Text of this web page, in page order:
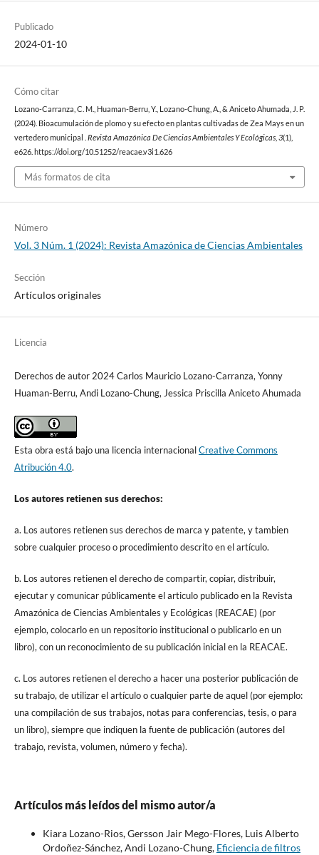
Publicado
2024-01-10
Cómo citar
Lozano-Carranza, C. M., Huaman-Berru, Y., Lozano-Chung, A., & Aniceto Ahumada, J. P.
(2024). Bioacumulación de plomo y su efecto en plantas cultivadas de Zea Mays en un
vertedero municipal . Revista Amazónica De Ciencias Ambientales Y Ecológicas, 3(1),
e626. https://doi.org/10.51252/reacae.v3i1.626
Más formatos de cita
Número
Vol. 3 Núm. 1 (2024): Revista Amazónica de Ciencias Ambientales
Sección
Artículos originales
Licencia
Derechos de autor 2024 Carlos Mauricio Lozano-Carranza, Yonny
Huaman-Berru, Andi Lozano-Chung, Jessica Priscilla Aniceto Ahumada
Esta obra está bajo una licencia internacionalCreative Commons
Atribución 4.0.
Los autores retienen sus derechos:
a. Los autores retienen sus derechos de marca y patente, y tambien
sobre cualquier proceso o procedimiento descrito en el artículo.
b. Los autores retienen el derecho de compartir, copiar, distribuir,
ejecutar y comunicar públicamente el articulo publicado en la Revista
Amazónica de Ciencias Ambientales y Ecológicas (REACAE) (por
ejemplo, colocarlo en un repositorio institucional o publicarlo en un
libro), con un reconocimiento de su publicación inicial en la REACAE.
c. Los autores retienen el derecho a hacer una posterior publicación de
su trabajo, de utilizar el artículo o cualquier parte de aquel (por ejemplo:
una compilación de sus trabajos, notas para conferencias, tesis, o para
un libro), siempre que indiquen la fuente de publicación (autores del
trabajo, revista, volumen, número y fecha).
Artículos más leídos del mismo autor/a
Kiara Lozano-Rios, Gersson Jair Mego-Flores, Luis Alberto
Ordoñez-Sánchez, Andi Lozano-Chung, Eficiencia de filtros